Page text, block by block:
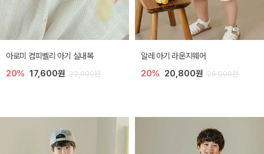
아로미 컴피벨리 아기 실내복
20% 17,600원 22,000원
알레 아기 라운지웨어
20% 20,800원 26,000원